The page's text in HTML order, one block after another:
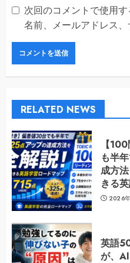
次回のコメントで使用
名前、メールアドレス、
RELATED NEWS
【
も半
成方
きる
2026
英語
が、